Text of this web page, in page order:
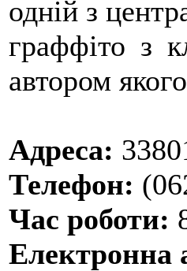
одній з
граффіто з
автором
Адреса:
Телефон:
Час роботи:
Електронна